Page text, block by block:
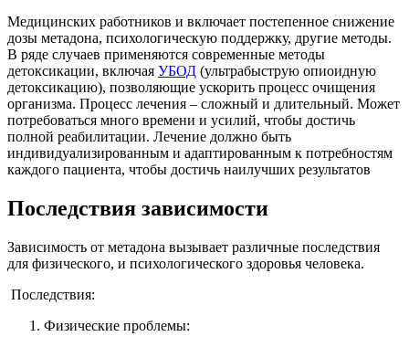
Медицинских работников и включает постепенное снижение
дозы метадона, психологическую поддержку, другие методы.
В ряде случаев применяются современные методы
детоксикации, включая УБОД (ультрабыструю опиоидную
детоксикацию), позволяющие ускорить процесс очищения
организма. Процесс лечения – сложный и длительный. Может
потребоваться много времени и усилий, чтобы достичь
полной реабилитации. Лечение должно быть
индивидуализированным и адаптированным к потребностям
каждого пациента, чтобы достичь наилучших результатов
Последствия зависимости
Зависимость от метадона вызывает различные последствия
для физического, и психологического здоровья человека.
Последствия:
Физические проблемы: